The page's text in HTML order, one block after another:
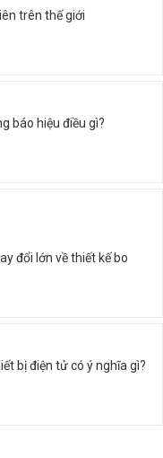
trên thế giới
báo hiệu điều gì?
đổi lớn về thiết kế bo
bị điện tử có ý nghĩa gì?